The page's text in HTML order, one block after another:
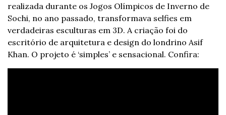
realizada durante os Jogos Olímpicos de Inverno de
Sochi, no ano passado, transformava selfies em
verdadeiras esculturas em 3D. A criação foi do
escritório de arquitetura e design do londrino Asif
Khan. O projeto é ‘simples’ e sensacional. Confira: